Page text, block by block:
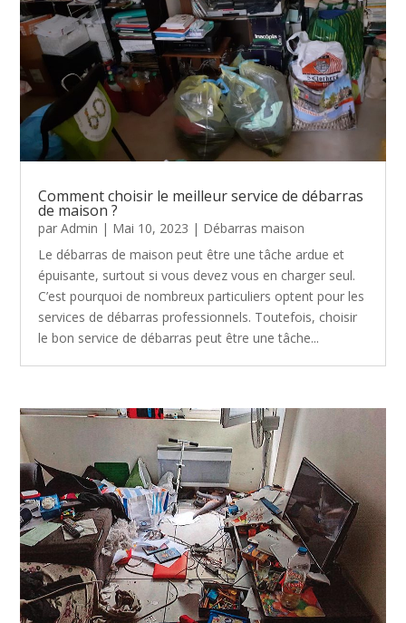
Comment choisir le meilleur service de débarras
de maison ?
parAdmin | Mai 10, 2023 | Débarras maison
Le débarras de maison peut être une tâche ardue et
épuisante, surtout si vous devez vous en charger seul.
C’est pourquoi de nombreux particuliers optent pour les
services de débarras professionnels. Toutefois, choisir
le bon service de débarras peut être une tâche...